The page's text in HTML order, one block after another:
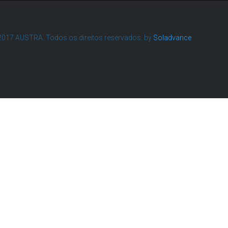
AUSTRA. Todos os direitos reservados. by Soladvance